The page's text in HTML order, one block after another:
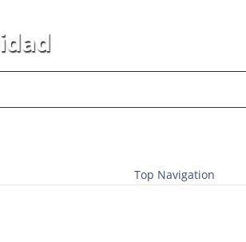
Top Navigation